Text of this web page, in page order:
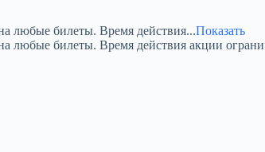
любые билеты. Время действия...Показать
любые билеты. Время действия акции